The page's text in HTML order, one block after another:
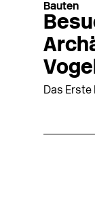
Bauten
Das Erste